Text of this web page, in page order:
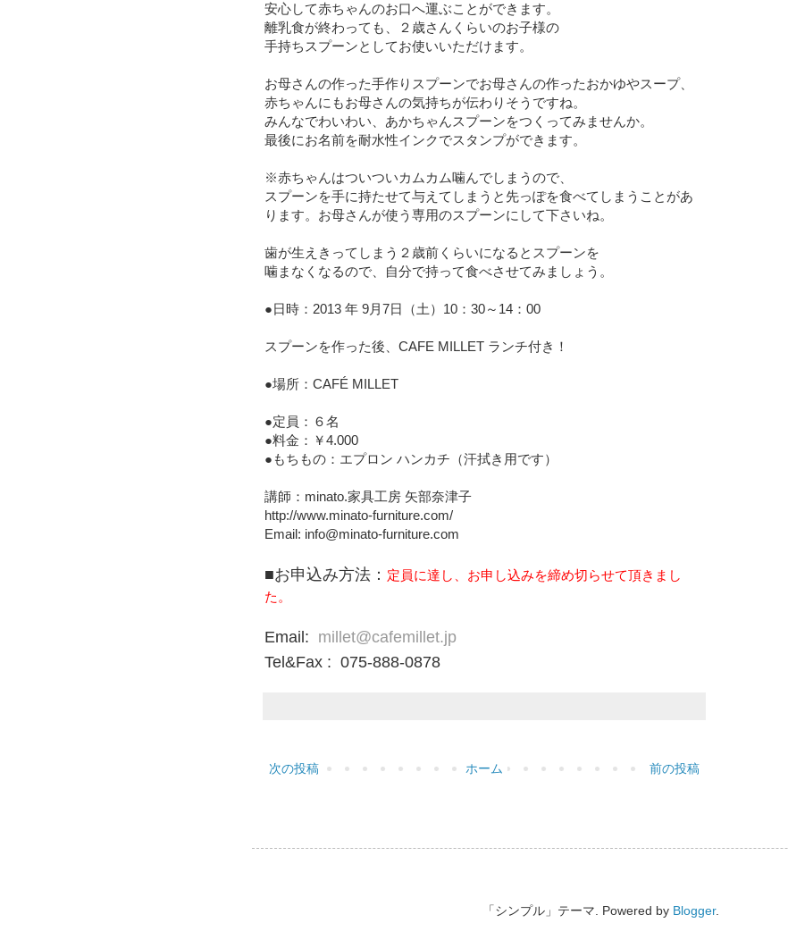
安心して赤ちゃんのお口へ運ぶことができます。
離乳食が終わっても、２歳さんくらいのお子様の
手持ちスプーンとしてお使いいただけます。
お母さんの作った手作りスプーンでお母さんの作ったおかゆやスープ、
赤ちゃんにもお母さんの気持ちが伝わりそうですね。
みんなでわいわい、あかちゃんスプーンをつくってみませんか。
最後にお名前を耐水性インクでスタンプができます。
※赤ちゃんはついついカムカム噛んでしまうので、
スプーンを手に持たせて与えてしまうと先っぽを食べてしまうことがあ
ります。お母さんが使う専用のスプーンにして下さいね。
歯が生えきってしまう２歳前くらいになるとスプーンを
噛まなくなるので、自分で持って食べさせてみましょう。
●日時：2013 年 9月7日（土）10：30～14：00
スプーンを作った後、CAFE MILLET ランチ付き！
●場所：CAFÉ MILLET
●定員：６名
●料金：￥4.000
●もちもの：エプロン ハンカチ（汗拭き用です）
講師：minato.家具工房 矢部奈津子
http://www.minato-furniture.com/
Email: info@minato-furniture.com
■お申込み方法： 定員に達し、お申し込みを締め切らせて頂きまし
た。
Email: millet@cafemillet.jp
Tel&Fax : 075-888-0878
次の投稿 前の投稿
ホーム
「シンプル」テーマ. Powered by Blogger.